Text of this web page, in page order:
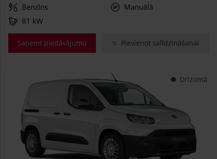
Benzīns
Manuālā
81 kW
Saņemt piedāvājumu Pievienot salīdzināšanai
Drīzumā